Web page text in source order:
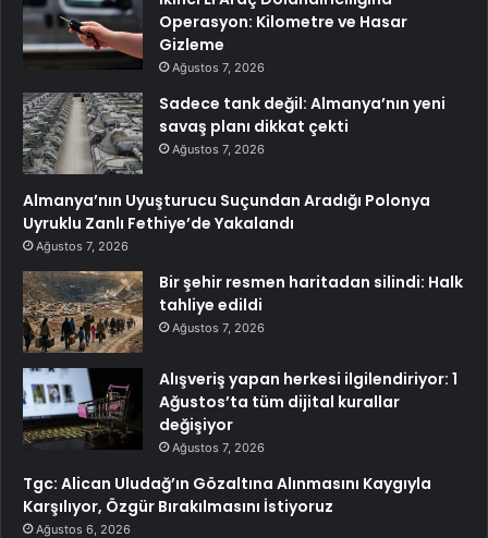
Operasyon: Kilometre ve Hasar
Gizleme
Ağustos 7, 2026
Sadece tank değil: Almanya’nın yeni
savaş planı dikkat çekti
Ağustos 7, 2026
Almanya’nın Uyuşturucu Suçundan Aradığı Polonya
Uyruklu Zanlı Fethiye’de Yakalandı
Ağustos 7, 2026
Bir şehir resmen haritadan silindi: Halk
tahliye edildi
Ağustos 7, 2026
Alışveriş yapan herkesi ilgilendiriyor: 1
Ağustos’ta tüm dijital kurallar
değişiyor
Ağustos 7, 2026
Tgc: Alican Uludağ’ın Gözaltına Alınmasını Kaygıyla
Karşılıyor, Özgür Bırakılmasını İstiyoruz
Ağustos 6, 2026